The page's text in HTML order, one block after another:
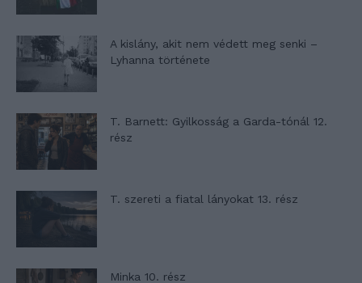
A kislány, akit nem védett meg senki –
Lyhanna története
T. Barnett: Gyilkosság a Garda-tónál 12.
rész
T. szereti a fiatal lányokat 13. rész
Minka 10. rész